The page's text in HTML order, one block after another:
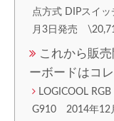
点方式 DIPスイ
月3日発売
これから販
ーボードはコレ
LOGICOOL
G910 2014年12